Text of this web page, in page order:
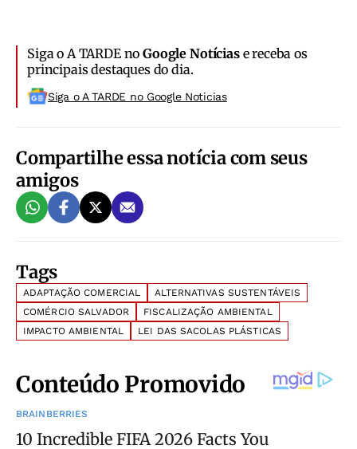
Siga o A TARDE noGoogle Notíciase receba os
principais destaques do dia.
Siga o A TARDE no Google Noticias
Compartilhe essa notícia com seus
amigos
Tags
ADAPTAÇÃO COMERCIAL
ALTERNATIVAS SUSTENTÁVEIS
COMÉRCIO SALVADOR
FISCALIZAÇÃO AMBIENTAL
IMPACTO AMBIENTAL
LEI DAS SACOLAS PLÁSTICAS